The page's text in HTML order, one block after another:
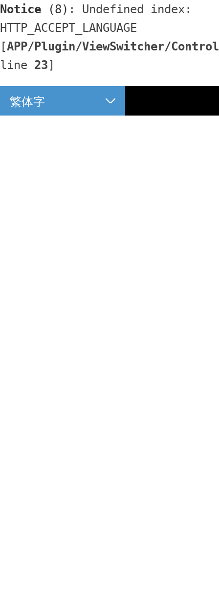
Notice (8) : Undefined index:
HTTP_ACCEPT_LANGUAGE
[APP/Plugin/ViewSwitcher/
line 23]
繁体字